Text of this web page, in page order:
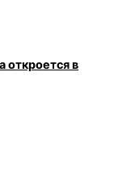
откроется в